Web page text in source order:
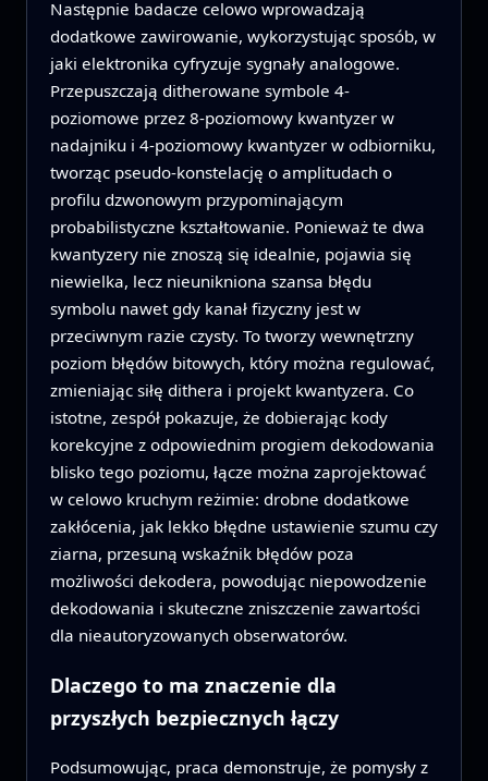
Następnie badacze celowo wprowadzają
dodatkowe zawirowanie, wykorzystując sposób, w
jaki elektronika cyfryzuje sygnały analogowe.
Przepuszczają ditherowane symbole 4-
poziomowe przez 8-poziomowy kwantyzer w
nadajniku i 4-poziomowy kwantyzer w odbiorniku,
tworząc pseudo-konstelację o amplitudach o
profilu dzwonowym przypominającym
probabilistyczne kształtowanie. Ponieważ te dwa
kwantyzery nie znoszą się idealnie, pojawia się
niewielka, lecz nieunikniona szansa błędu
symbolu nawet gdy kanał fizyczny jest w
przeciwnym razie czysty. To tworzy wewnętrzny
poziom błędów bitowych, który można regulować,
zmieniając siłę dithera i projekt kwantyzera. Co
istotne, zespół pokazuje, że dobierając kody
korekcyjne z odpowiednim progiem dekodowania
blisko tego poziomu, łącze można zaprojektować
w celowo kruchym reżimie: drobne dodatkowe
zakłócenia, jak lekko błędne ustawienie szumu czy
ziarna, przesuną wskaźnik błędów poza
możliwości dekodera, powodując niepowodzenie
dekodowania i skuteczne zniszczenie zawartości
dla nieautoryzowanych obserwatorów.
Dlaczego to ma znaczenie dla
przyszłych bezpiecznych łączy
Podsumowując, praca demonstruje, że pomysły z